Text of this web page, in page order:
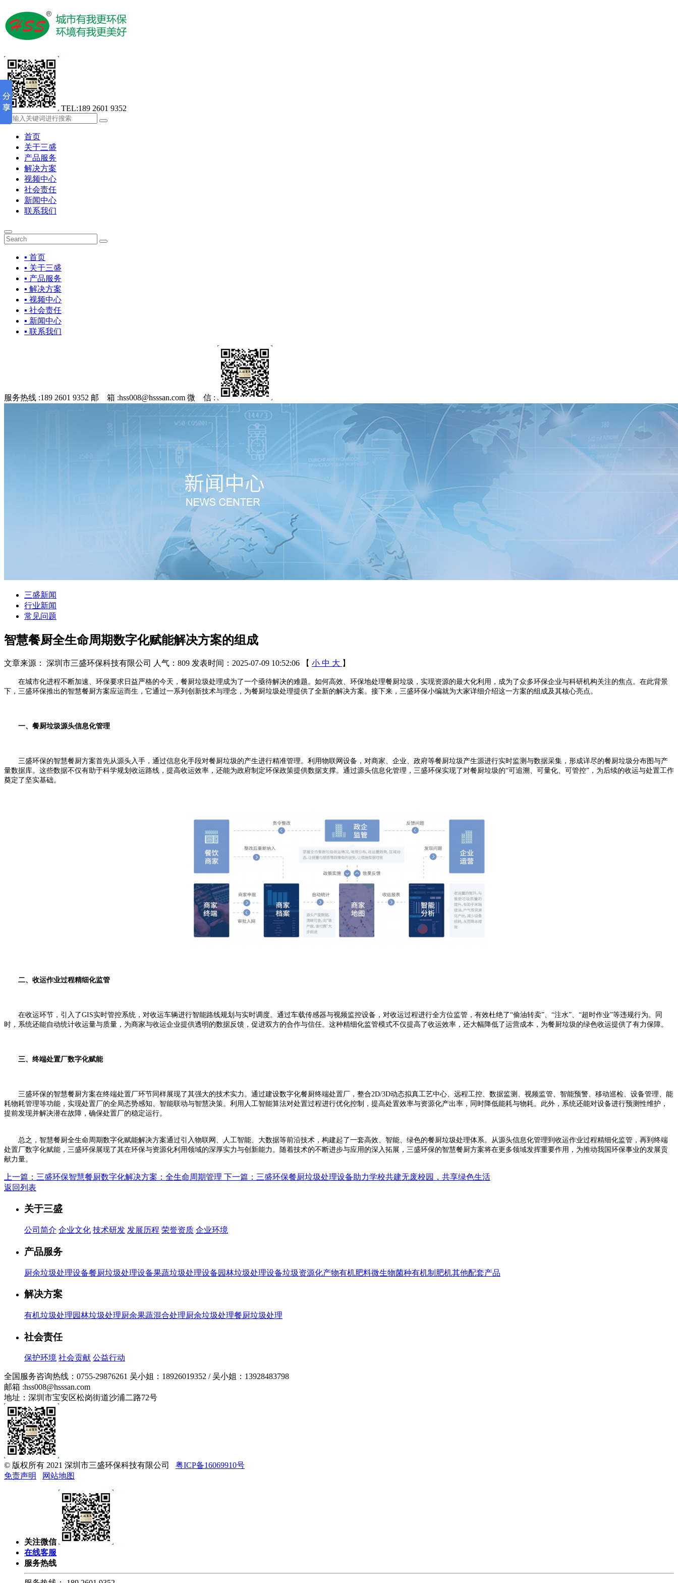
TEL:189 2601 9352
首页
关于三盛
产品服务
解决方案
视频中心
社会责任
新闻中心
联系我们
▪ 首页
▪ 关于三盛
▪ 产品服务
▪ 解决方案
▪ 视频中心
▪ 社会责任
▪ 新闻中心
▪ 联系我们
服务热线 :189 2601 9352 邮 箱 :hss008@hsssan.com 微 信 :
三盛新闻
行业新闻
常见问题
智慧餐厨全生命周期数字化赋能解决方案的组成
文章来源： 深圳市三盛环保科技有限公司 人气：809 发表时间：2025-07-09 10:52:06 【 小 中 大 】
在城市化进程不断加速、环保要求日益严格的今天，餐厨垃圾处理成为了一个亟待解决的难题。如何高效、环保地处理餐厨垃圾，实现资源的最大化利用，成为了众多环保企业与科研机构关注的焦点。在此背景
下，三盛环保推出的智慧餐厨方案应运而生，它通过一系列创新技术与理念，为餐厨垃圾处理提供了全新的解决方案。接下来，三盛环保小编就为大家详细介绍这一方案的组成及其核心亮点。
一、餐厨垃圾源头信息化管理
三盛环保的智慧餐厨方案首先从源头入手，通过信息化手段对餐厨垃圾的产生进行精准管理。利用物联网设备，对商家、企业、政府等餐厨垃圾产生源进行实时监测与数据采集，形成详尽的餐厨垃圾分布图与产
量数据库。这些数据不仅有助于科学规划收运路线，提高收运效率，还能为政府制定环保政策提供数据支撑。通过源头信息化管理，三盛环保实现了对餐厨垃圾的“可追溯、可量化、可管控”，为后续的收运与处置工作
奠定了坚实基础。
二、收运作业过程精细化监管
在收运环节，引入了GIS实时管控系统，对收运车辆进行智能路线规划与实时调度。通过车载传感器与视频监控设备，对收运过程进行全方位监管，有效杜绝了“偷油转卖”、“注水”、“超时作业”等违规行为。同
时，系统还能自动统计收运量与质量，为商家与收运企业提供透明的数据反馈，促进双方的合作与信任。这种精细化监管模式不仅提高了收运效率，还大幅降低了运营成本，为餐厨垃圾的绿色收运提供了有力保障。
三、终端处置厂数字化赋能
三盛环保的智慧餐厨方案在终端处置厂环节同样展现了其强大的技术实力。通过建设数字化餐厨终端处置厂，整合2D/3D动态拟真工艺中心、远程工控、数据监测、视频监管、智能预警、移动巡检、设备管理、能
耗物耗管理等功能，实现处置厂的全局态势感知、智能联动与智慧决策。利用人工智能算法对处置过程进行优化控制，提高处置效率与资源化产出率，同时降低能耗与物耗。此外，系统还能对设备进行预测性维护，
提前发现并解决潜在故障，确保处置厂的稳定运行。
总之，智慧餐厨全生命周期数字化赋能解决方案通过引入物联网、人工智能、大数据等前沿技术，构建起了一套高效、智能、绿色的餐厨垃圾处理体系。从源头信息化管理到收运作业过程精细化监管，再到终端
处置厂数字化赋能，三盛环保展现了其在环保与资源化利用领域的深厚实力与创新能力。随着技术的不断进步与应用的深入拓展，三盛环保的智慧餐厨方案将在更多领域发挥重要作用，为推动我国环保事业的发展贡
献力量。
上一篇：三盛环保智慧餐厨数字化解决方案：全生命周期管理 下一篇：三盛环保餐厨垃圾处理设备助力学校共建无废校园，共享绿色生活
返回列表
关于三盛
公司简介 企业文化 技术研发 发展历程 荣誉资质 企业环境
产品服务
厨余垃圾处理设备餐厨垃圾处理设备果蔬垃圾处理设备园林垃圾处理设备垃圾资源化产物有机肥料微生物菌种有机制肥机其他配套产品
解决方案
有机垃圾处理园林垃圾处理厨余果蔬混合处理厨余垃圾处理餐厨垃圾处理
社会责任
保护环境 社会贡献 公益行动
全国服务咨询热线： 0755-29876261 吴小姐：18926019352 / 吴小姐：13928483798
邮箱 :hss008@hsssan.com
地址：深圳市宝安区松岗街道沙浦二路72号
© 版权所有 2021 深圳市三盛环保科技有限公司 粤ICP备16069910号
免责声明
网站地图
关注微信
在线客服
服务热线